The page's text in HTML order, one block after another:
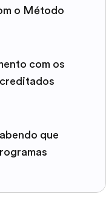
o Método
com os
que